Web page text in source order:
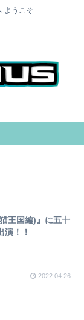
ようこそ
王国編)』に五十
演！！
2022.04.26